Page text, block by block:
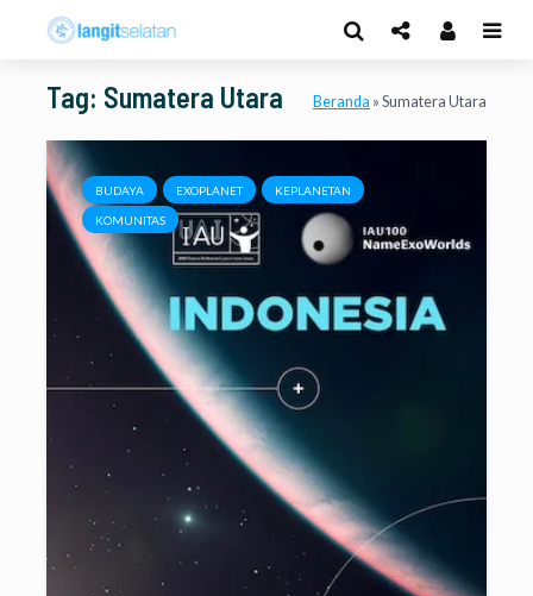
Tag: Sumatera Utara Beranda » Sumatera Utara
BUDAYA EXOPLANET KEPLANETAN
KOMUNITAS